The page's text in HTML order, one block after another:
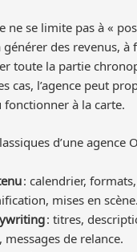
ne se limite pas à «
générer des revenus,
toute la partie
cas, l’agence peut
à la carte.
d’une agence
: calendrier,
mises en scène.
: titres,
de relance.